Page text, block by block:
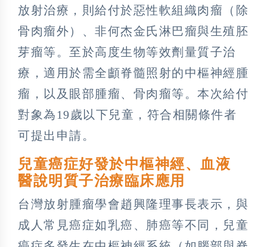
放射治療，則給付於惡性軟組織肉瘤（除
骨肉瘤外）、非何杰金氏淋巴瘤與生殖胚
芽瘤等。至於高度生物等效劑量質子治
療，適用於需全顱脊髓照射的中樞神經腫
瘤，以及眼部腫瘤、骨肉瘤等。本次給付
對象為19歲以下兒童，符合相關條件者
可提出申請。
兒童癌症好發於中樞神經、血液
醫說明質子治療臨床應用
台灣放射腫瘤學會趙興隆理事長表示，與
成人常見癌症如乳癌、肺癌等不同，兒童